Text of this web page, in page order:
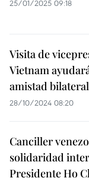
25/01/2025 09:18
Visita de
Vietnam
amistad bilateral
28/10/2024 08:20
Canciller
solidaridad
Presidente Ho